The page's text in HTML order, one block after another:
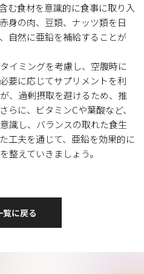
む食材を意識的に食事に取り入
身の肉、豆類、ナッツ類を日
自然に亜鉛を補給することが
イミングを考慮し、空腹時に
要に応じてサプリメントを利
、過剰摂取を避けるため、推
らに、ビタミンCや葉酸など、
識し、バランスの取れた食生
工夫を通じて、亜鉛を効果的に
整えていきましょう。
覧に戻る